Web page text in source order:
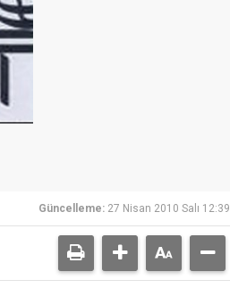
Güncelleme: 27 Nisan 2010 Salı 12:39